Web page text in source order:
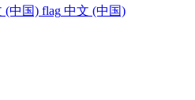
中文 (中国)